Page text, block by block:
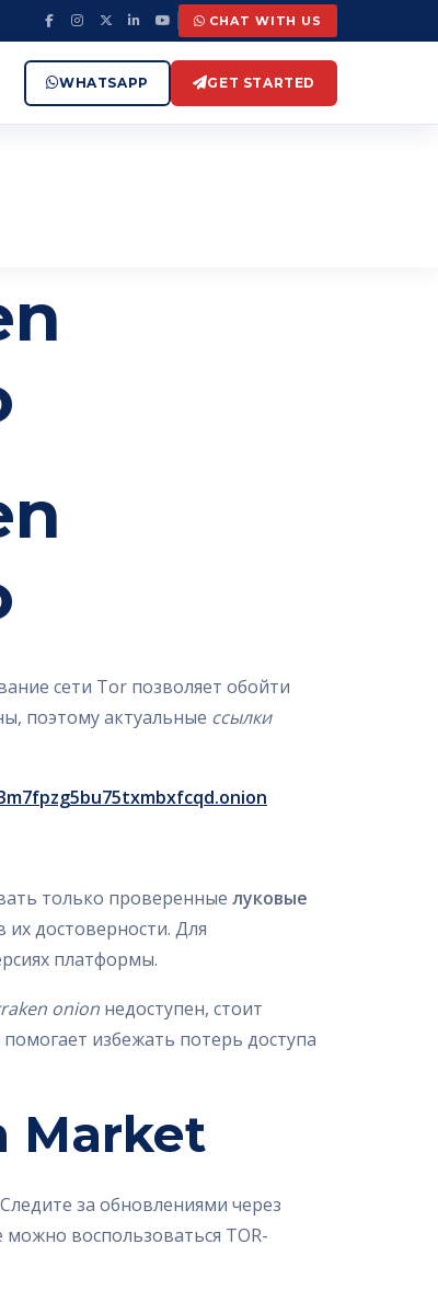
CHAT WITH US
WHATSAPP GET STARTED
сети Tor позволяет обойти
поэтому актуальные ссылки
только проверенные луковые
достоверности. Для
платформы.
onion недоступен, стоит
избежать потерь доступа
Market
за обновлениями через
воспользоваться TOR-